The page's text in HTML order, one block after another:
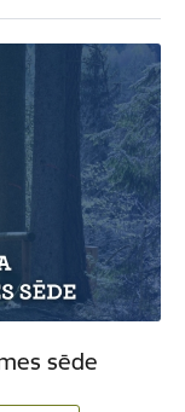
sēde